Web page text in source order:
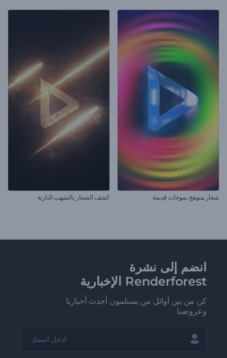
شعار متوهج بموجات قديمة كشف الشعار بالشهب النارية
انضم إلى نشرة
Renderforest الإخبارية
كن من بين أوائل من يستلمون أحدث أخبارنا
وعروضنا